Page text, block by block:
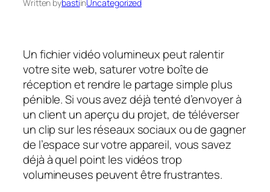
Written bybastiinUncategorized
Un fichier vidéo volumineux peut ralentir
votre site web, saturer votre boîte de
réception et rendre le partage simple plus
pénible. Si vous avez déjà tenté d’envoyer à
un client un aperçu du projet, de téléverser
un clip sur les réseaux sociaux ou de gagner
de l’espace sur votre appareil, vous savez
déjà à quel point les vidéos trop
volumineuses peuvent être frustrantes.